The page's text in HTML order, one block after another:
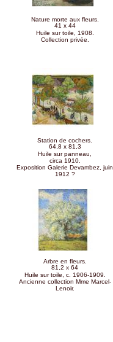
Nature morte aux fleurs.
41 x 44
Huile sur toile, 1908.
Collection privée.
Station de cochers.
64,8 x 81,3
Huile sur panneau,
circa 1910.
Exposition Galerie Devambez, juin
1912 ?
Arbre en fleurs.
81,2 x 64
Huile sur toile, c. 1906-1909.
Ancienne collection Mme Marcel-
Lenoir.